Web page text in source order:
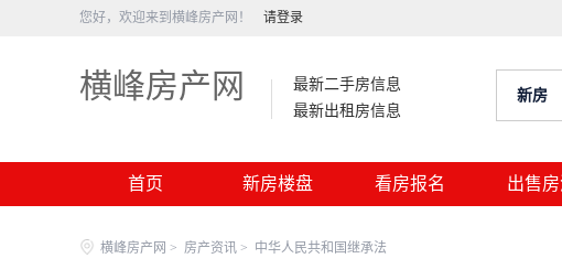
您好，欢迎来到横峰房产网！ 请登录
横峰房产网
最新二手房信息
最新出租房信息
新房
首页 新房楼盘 看房报名 出售
横峰房产网 > 房产资讯 > 中华人民共和国继承法